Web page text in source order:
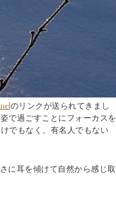
のリンクが送られてきまし
で過ごすことにフォーカスを
でもなく、有名人でもない
に耳を傾けて自然から感じ取